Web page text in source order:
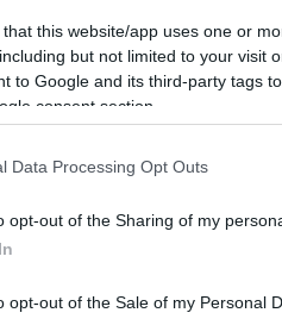
that this website/app uses one or
but not limited to your visit
to Google and its third-party tags
consent section.
Data Processing Opt Outs
opt-out of the Sharing of my
opt-out of the Sale of my Personal
νέες
και της
των επιχειρήσεων.
εξετάζονται και για τις
αναμένεται να αφορούν
τα προηγούμενα χρόνια.